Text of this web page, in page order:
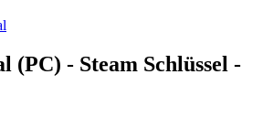
(PC) - Steam Schlüssel -